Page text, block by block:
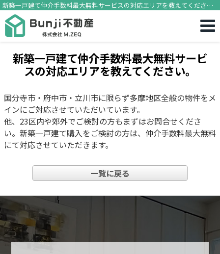
新築一戸建て仲介手数料最大無料サービスの対応エリアを教えてくださ
い。
新築一戸建て仲介手数料最大無料サービ
スの対応エリアを教えてください。
国分寺市・府中市・立川市に限らず多摩地区全般の物件をメ
インにご対応させていただいています。
他、23区内や郊外でご検討の方もまずはお問合せくださ
い。新築一戸建て購入をご検討の方は、仲介手数料最大無料
にて対応させていただきます。
一覧に戻る